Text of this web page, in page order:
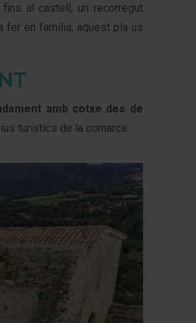
fins al castell, un recorregut
fer en família, aquest pla us
amb cotxe des de
turístics de la comarca.